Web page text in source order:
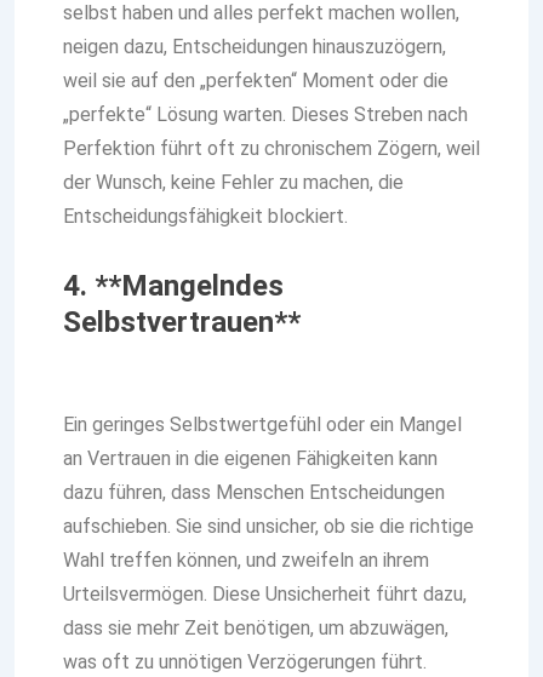
selbst haben und alles perfekt machen wollen,
neigen dazu, Entscheidungen hinauszuzögern,
weil sie auf den „perfekten“ Moment oder die
„perfekte“ Lösung warten. Dieses Streben nach
Perfektion führt oft zu chronischem Zögern, weil
der Wunsch, keine Fehler zu machen, die
Entscheidungsfähigkeit blockiert.
4. **Mangelndes
Selbstvertrauen**
Ein geringes Selbstwertgefühl oder ein Mangel
an Vertrauen in die eigenen Fähigkeiten kann
dazu führen, dass Menschen Entscheidungen
aufschieben. Sie sind unsicher, ob sie die richtige
Wahl treffen können, und zweifeln an ihrem
Urteilsvermögen. Diese Unsicherheit führt dazu,
dass sie mehr Zeit benötigen, um abzuwägen,
was oft zu unnötigen Verzögerungen führt.